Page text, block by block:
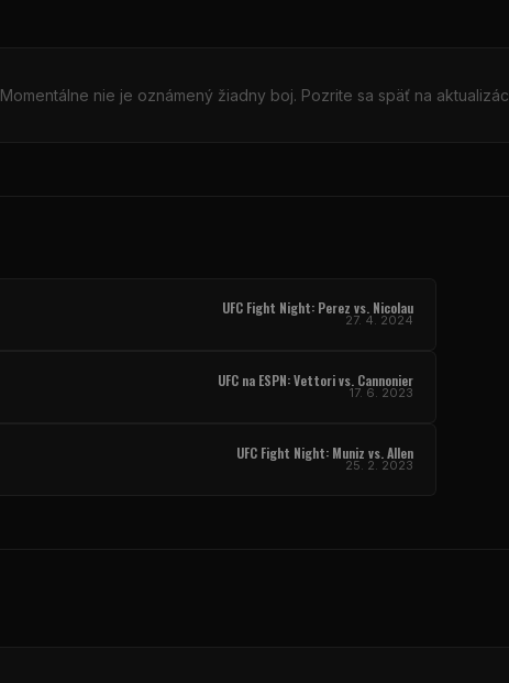
Momentálne nie je oznámený žiadny boj. Pozrite sa späť na
UFC Fight Night: Perez vs. Nicolau
27. 4. 2024
UFC na ESPN: Vettori vs. Cannonier
17. 6. 2023
UFC Fight Night: Muniz vs. Allen
25. 2. 2023